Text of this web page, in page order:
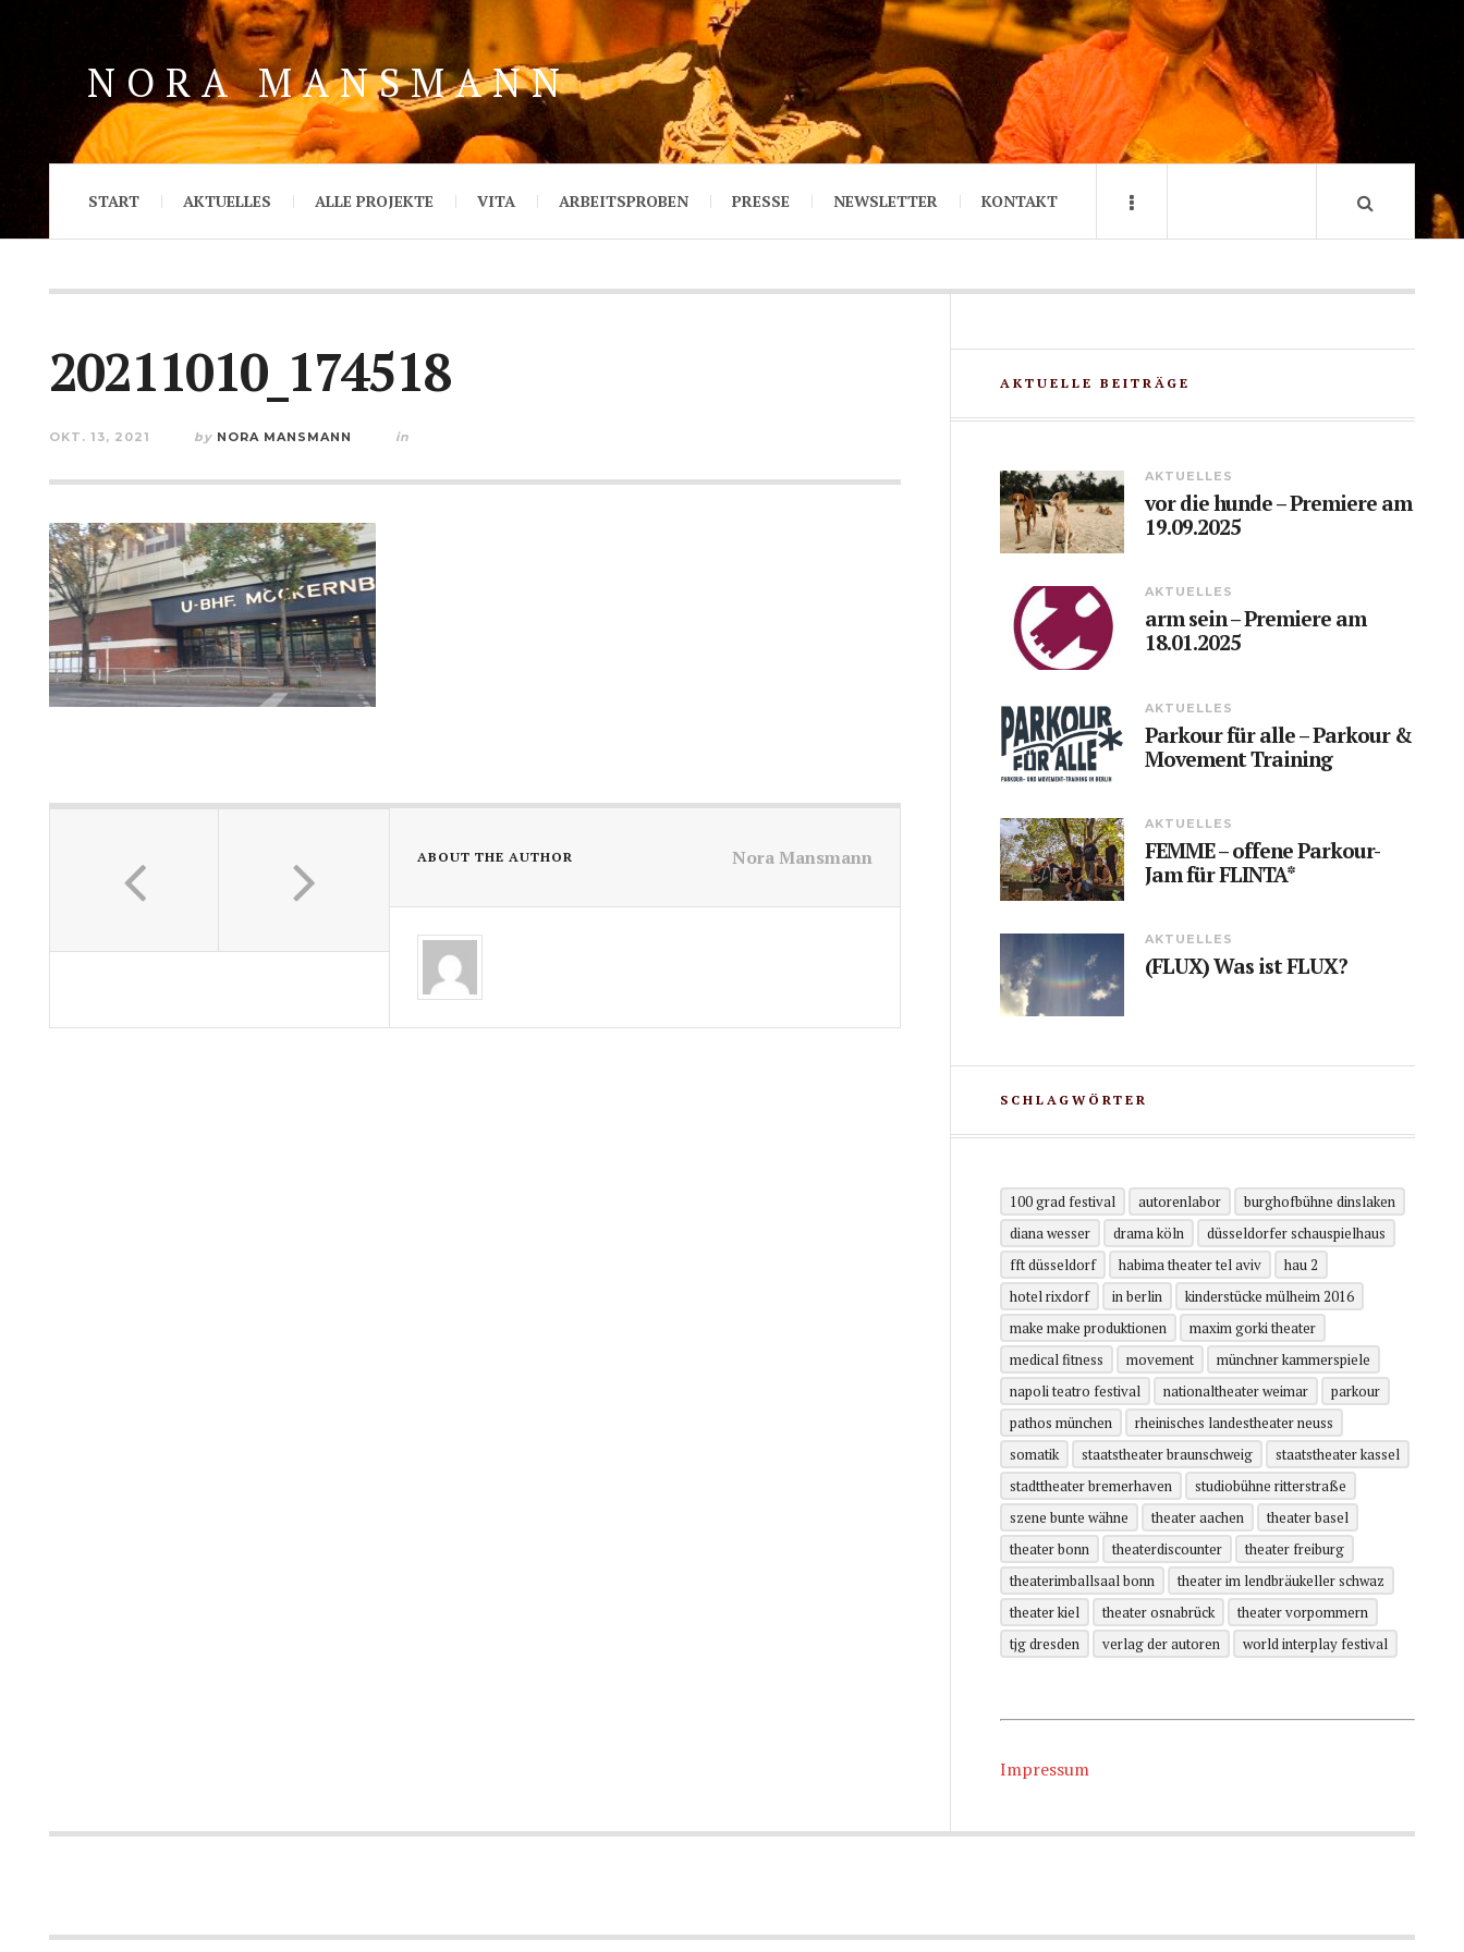
NORA MANSMANN
START AKTUELLES ALLE PROJEKTE VITA ARBEITSPROBEN PRESSE NEWSLETTER KONTAKT
20211010_174518
OKT. 13, 2021 by NORA MANSMANN in
ABOUT THE AUTHOR Nora Mansmann
AKTUELLE BEITRÄGE
AKTUELLES
vor die hunde – Premiere am
19.09.2025
AKTUELLES
arm sein – Premiere am
18.01.2025
AKTUELLES
Parkour für alle – Parkour &
Movement Training
AKTUELLES
FEMME – offene Parkour-
Jam für FLINTA*
AKTUELLES
(FLUX) Was ist FLUX?
SCHLAGWÖRTER
100 grad festival autorenlabor
burghofbühne dinslaken
diana wesser
drama köln
düsseldorfer schauspielhaus
fft düsseldorf
habima theater tel aviv
hau 2
hotel rixdorf
in berlin
kinderstücke mülheim 2016
make make produktionen
maxim gorki theater
medical fitness
movement
münchner kammerspiele
napoli teatro festival
nationaltheater weimar
parkour
pathos münchen
rheinisches landestheater neuss
somatik
staatstheater braunschweig
staatstheater kassel
stadttheater bremerhaven
studiobühne ritterstraße
szene bunte wähne
theater aachen
theater basel
theater bonn
theaterdiscounter
theater freiburg
theaterimballsaal bonn
theater im lendbräukeller schwaz
theater kiel
theater osnabrück
theater vorpommern
tjg dresden
verlag der autoren world interplay festival
Impressum